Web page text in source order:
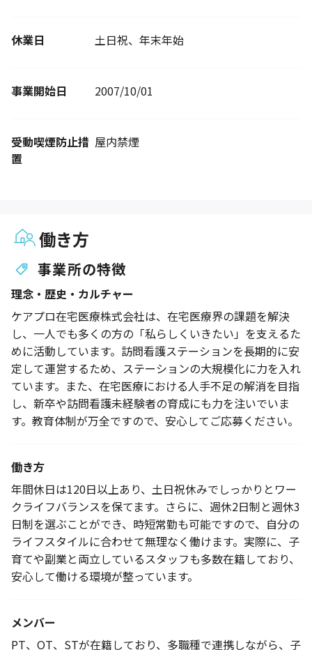
休業日 土日祝、年末年始
事業開始日 2007/10/01
受動喫煙防止措
置
屋内禁煙
働き方
事業所の特徴
理念・歴史・カルチャー
ケアプロ在宅医療株式会社は、在宅医療界の課題を解決
し、一人でも多くの方の「私らしくいきたい」を支えるた
めに活動しています。訪問看護ステーションを長期的に安
定して運営するため、ステーションの大規模化に力を入れ
ています。また、在宅医療における人手不足の解消を目指
し、新卒や訪問看護未経験者の育成にも力を注いでいま
す。教育体制が万全ですので、安心してご応募ください。
働き方
年間休日は120日以上あり、土日祝休みでしっかりとワー
クライフバランスを保てます。さらに、週休2日制と週休3
日制を選ぶことができ、時短常勤も可能ですので、自分の
ライフスタイルに合わせて無理なく働けます。実際に、子
育てや副業と両立しているスタッフも多数在籍しており、
安心して働ける環境が整っています。
メンバー
PT、OT、STが在籍しており、多職種で連携しながら、子